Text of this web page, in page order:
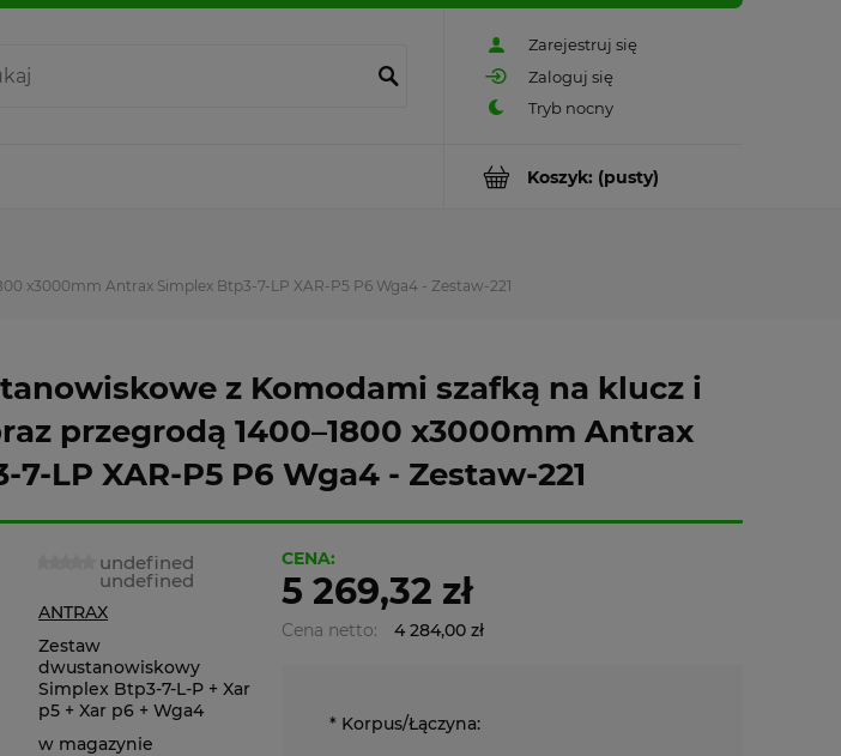
Zarejestruj się
Zaloguj się
Koszyk: (pusty)
x3000mm Antrax Simplex Btp3-7-LP XAR-P5 P6 Wga4 - Zestaw-221
z Komodami szafką na klucz i
przegrodą 1400–1800 x3000mm Antrax
7-LP XAR-P5 P6 Wga4 - Zestaw-221
undefined
undefined
ANTRAX
Zestaw
dwustanowiskowy
Simplex Btp3-7-L-P + Xar
p5 + Xar p6 + Wga4
w magazynie
CENA:
5 269,32 zł
Cena netto: 4 284,00 zł
* Korpus/Łączyna: